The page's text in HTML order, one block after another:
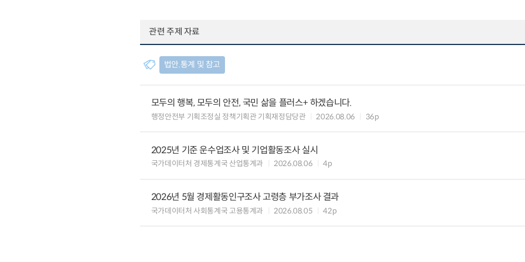
관련 주제 자료
법안.통계 및 참고
모두의 행복, 모두의 안전, 국민 삶을 플러스+ 하겠습니다.
행정안전부 기획조정실 정책기획관 기획재정담당관 2026.08.06 36p
2025년 기준 운수업조사 및 기업활동조사 실시
국가데이터처 경제통계국 산업통계과 2026.08.06 4p
2026년 5월 경제활동인구조사 고령층 부가조사 결과
국가데이터처 사회통계국 고용통계과 2026.08.05 42p